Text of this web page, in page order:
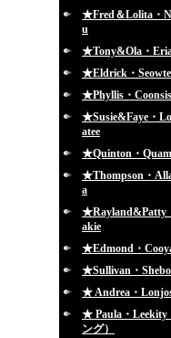
★Fred＆Lolita・
u
★Tony&Ola・
★Eldrick・
★Phyllis・Coonsis
★Susie&Faye・
atee
★Quinton・Quam
★Thompson・
a
★Rayland&Patty
akie
★Edmond・
★Sullivan・
★ Andrea・
★ Paula・Leekity
ング）